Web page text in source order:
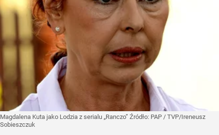
Magdalena Kuta jako Lodzia z serialu „Ranczo” Źródło: PAP / TVP/Ireneusz
Sobieszczuk